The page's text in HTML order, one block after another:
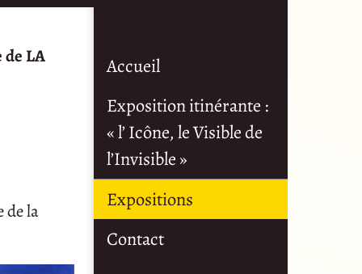
de LA
de la
Accueil
Exposition itinérante :
« l’ Icône, le Visible de
l’Invisible »
Expositions
Contact